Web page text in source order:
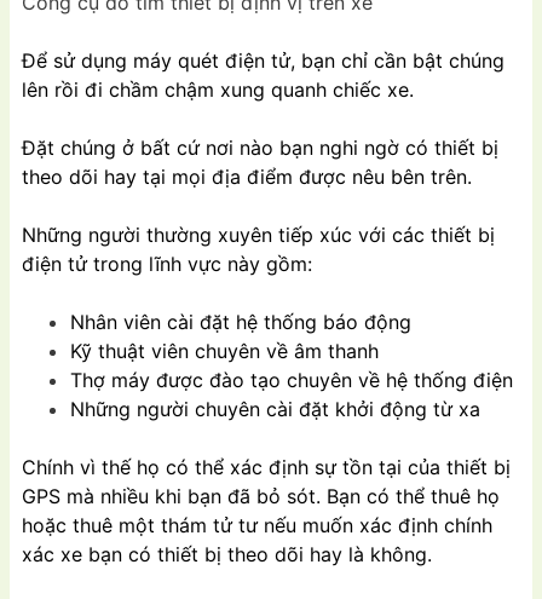
Để sử dụng máy quét điện tử, bạn chỉ cần bật chúng
lên rồi đi chầm chậm xung quanh chiếc xe.
Đặt chúng ở bất cứ nơi nào bạn nghi ngờ có thiết bị
theo dõi hay tại mọi địa điểm được nêu bên trên.
Những người thường xuyên tiếp xúc với các thiết bị
điện tử trong lĩnh vực này gồm:
Nhân viên cài đặt hệ thống báo động
Kỹ thuật viên chuyên về âm thanh
Thợ máy được đào tạo chuyên về hệ thống điện
Những người chuyên cài đặt khởi động từ xa
Chính vì thế họ có thể xác định sự tồn tại của thiết bị
GPS mà nhiều khi bạn đã bỏ sót. Bạn có thể thuê họ
hoặc thuê một thám tử tư nếu muốn xác định chính
xác xe bạn có thiết bị theo dõi hay là không.